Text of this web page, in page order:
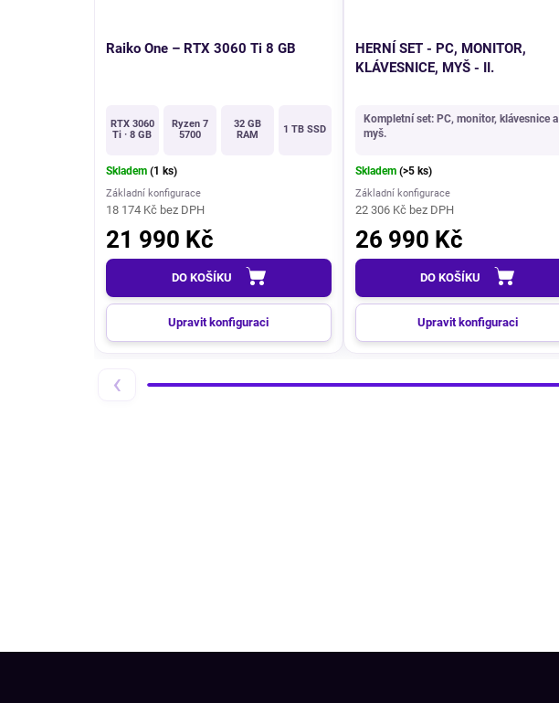
AKCE
Raiko One – RTX 3060 Ti 8 GB
RTX 3060
Ti · 8 GB
Ryzen 7
5700
32 GB
RAM
1 TB SSD
Skladem (1 ks)
Základní konfigurace
18 174 Kč bez DPH
21 990 Kč
DO KOŠÍKU
Upravit konfiguraci
HERNÍ SET - PC, MONITOR,
KLÁVESNICE, MYŠ - II.
Kompletní set: PC, monitor, klávesnice a
myš.
Skladem (>5 ks)
Základní konfigurace
22 306 Kč bez DPH
26 990 Kč
DO KOŠÍKU
Upravit konfiguraci
‹